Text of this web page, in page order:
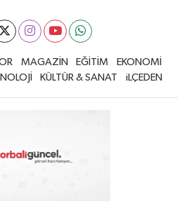
MAGAZİN EĞİTİM
EKONOMİ
KÜLTÜR & SANAT iLÇEDEN